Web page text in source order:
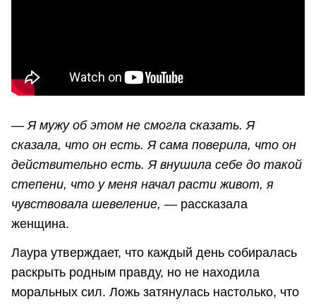
— Я мужу об этом не смогла сказать. Я
сказала, что он есть. Я сама поверила, что он
действительно есть. Я внушила себе до такой
степени, что у меня начал расти живот, я
чувствовала шевеление, — рассказала
женщина.
Лаура утверждает, что каждый день собиралась
раскрыть родным правду, но не находила
моральных сил. Ложь затянулась настолько, что